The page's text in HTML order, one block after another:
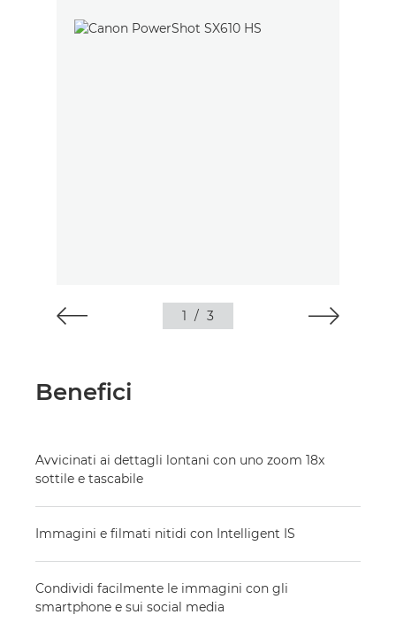
1 / 3
Benefici
Avvicinati ai dettagli lontani con uno zoom 18x
sottile e tascabile
Immagini e filmati nitidi con Intelligent IS
Condividi facilmente le immagini con gli
smartphone e sui social media